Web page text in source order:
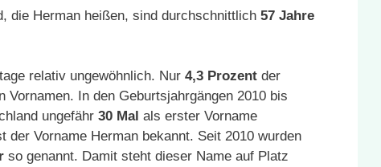
die Herman heißen, sind durchschnittlich 57 Jahre
relativ ungewöhnlich. Nur 4,3 Prozent der
Vornamen. In den Geburtsjahrgängen 2010 bis
ungefähr 30 Mal als erster Vorname
der Vorname Herman bekannt. Seit 2010 wurden
so genannt. Damit steht dieser Name auf Platz